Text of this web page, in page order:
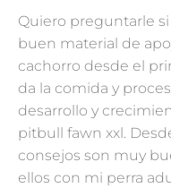
Quiero preguntarle
buen material de
cachorro desde el
da la comida y
desarrollo y
pitbull fawn xxl.
consejos son muy
ellos con mi perra